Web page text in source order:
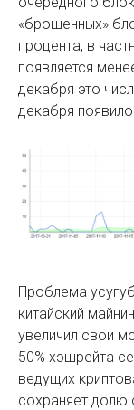
«брошенных»
процента, в
появляется
декабря это
декабря
Проблема
китайский
увеличил свои
50% хэшрейта
ведущих
сохраняет долю